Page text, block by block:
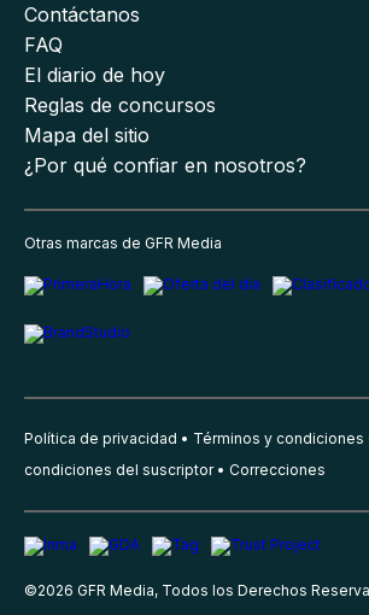
Contáctanos
FAQ
El diario de hoy
Reglas de concursos
Mapa del sitio
¿Por qué confiar en nosotros?
Otras marcas de GFR Media
Política de privacidad Términos y condiciones
condiciones del suscriptor
Correcciones
©2026 GFR Media, Todos los Derechos